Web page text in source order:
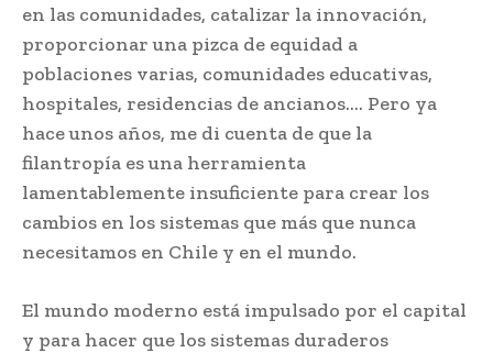
en las comunidades, catalizar la innovación,
proporcionar una pizca de equidad a
poblaciones varias, comunidades educativas,
hospitales, residencias de ancianos…. Pero ya
hace unos años, me di cuenta de que la
filantropía es una herramienta
lamentablemente insuficiente para crear los
cambios en los sistemas que más que nunca
necesitamos en Chile y en el mundo.
El mundo moderno está impulsado por el capital
y para hacer que los sistemas duraderos